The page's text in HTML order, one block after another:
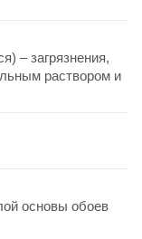
– загрязнения,
раствором и
основы обоев